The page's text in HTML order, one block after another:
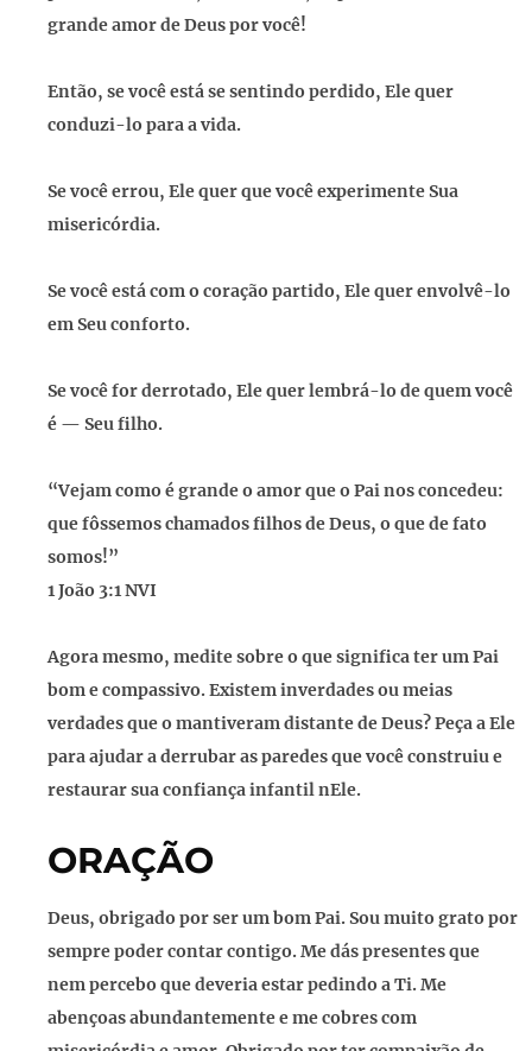
grande amor de Deus por você!
Então, se você está se sentindo perdido, Ele quer
conduzi-lo para a vida.
Se você errou, Ele quer que você experimente Sua
misericórdia.
Se você está com o coração partido, Ele quer envolvê-lo
em Seu conforto.
Se você for derrotado, Ele quer lembrá-lo de quem você
é — Seu filho.
“Vejam como é grande o amor que o Pai nos concedeu:
que fôssemos chamados filhos de Deus, o que de fato
somos!”
1 João 3:1 NVI
Agora mesmo, medite sobre o que significa ter um Pai
bom e compassivo. Existem inverdades ou meias
verdades que o mantiveram distante de Deus? Peça a Ele
para ajudar a derrubar as paredes que você construiu e
restaurar sua confiança infantil nEle.
ORAÇÃO
Deus, obrigado por ser um bom Pai. Sou muito grato por
sempre poder contar contigo. Me dás presentes que
nem percebo que deveria estar pedindo a Ti. Me
abençoas abundantemente e me cobres com